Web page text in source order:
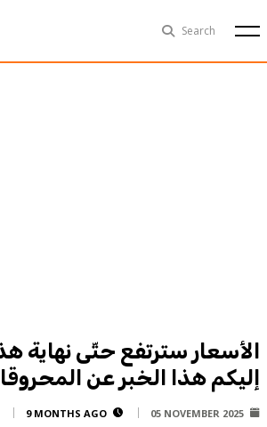
Search
الأسعار سترتفع حتّى نهاية
إليكم هذا الخبر عن
05 NOVEMBER 2025
9 MONTHS AGO